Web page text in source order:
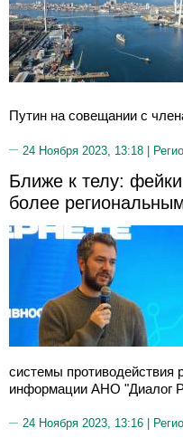
Путин на совещании с
24 Ноября 2023, 13:18 |
Ближе к телу:
более
системы противодействия
информации АНО "Диалог
24 Ноября 2023, 13:16 |